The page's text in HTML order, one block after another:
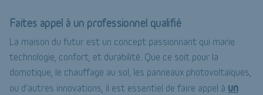
Faites appel à un professionnel qualifié
La maison du futur est un concept passionnant qui marie
technologie, confort, et durabilité. Que ce soit pour la
domotique, le chauffage au sol, les panneaux photovoltaïques,
ou d'autres innovations, il est essentiel de faire appel à un